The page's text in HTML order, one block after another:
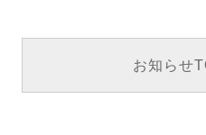
お知らせ